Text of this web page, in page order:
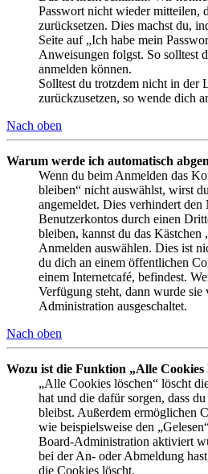
Passwort nicht wieder mitteilen,
zurücksetzen. Dies machst du,
Seite auf „Ich habe mein
Anweisungen folgst. So solltest
anmelden können.
Solltest du trotzdem nicht in der
zurückzusetzen, so wende dich
Nach oben
Warum werde ich automatisch
Wenn du beim Anmelden das
bleiben“ nicht auswählst, wirst
angemeldet. Dies verhindert den
Benutzerkontos durch einen
bleiben, kannst du das Kästchen
Anmelden auswählen. Dies ist
du dich an einem öffentlichen
einem Internetcafé, befindest.
Verfügung steht, dann wurde
Administration ausgeschaltet.
Nach oben
Wozu ist die Funktion „Alle Cookies
„Alle Cookies löschen“ löscht
hat und die dafür sorgen, dass
bleibst. Außerdem ermöglichen
wie beispielsweise den
Board-Administration aktiviert
bei der An- oder Abmeldung
die Cookies löscht.